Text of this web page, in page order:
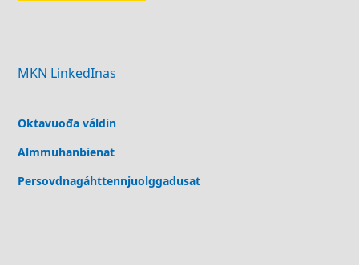
MKN LinkedInas
Oktavuođa váldin
Almmuhanbienat
Persovdnagáhttennjuolggadusat